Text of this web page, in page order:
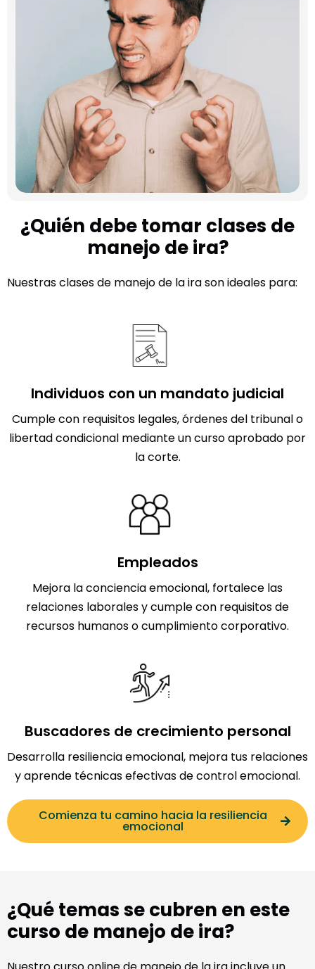
¿Quién debe tomar clases de
manejo de ira?
Nuestras clases de manejo de la ira son ideales para:
Individuos con un mandato judicial
Cumple con requisitos legales, órdenes del tribunal o
libertad condicional mediante un curso aprobado por
la corte.
Empleados
Mejora la conciencia emocional, fortalece las
relaciones laborales y cumple con requisitos de
recursos humanos o cumplimiento corporativo.
Buscadores de crecimiento personal
Desarrolla resiliencia emocional, mejora tus relaciones
y aprende técnicas efectivas de control emocional.
Comienza tu camino hacia la resiliencia
emocional
¿Qué temas se cubren en este
curso de manejo de ira?